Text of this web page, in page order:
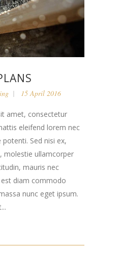
15 April 2016
amet, consectetur
eleifend lorem nec
potenti. Sed nisi ex,
molestie ullamcorper
mauris nec
diam commodo
nunc eget ipsum.